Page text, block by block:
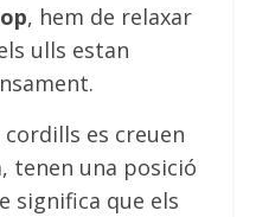
, hem de relaxar
ulls estan
es creuen
tenen una posició
significa que els